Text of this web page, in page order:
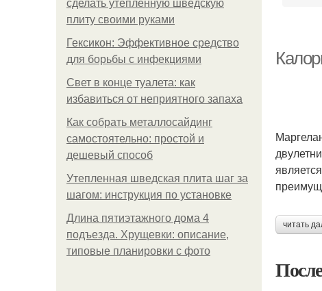
сделать утепленную шведскую
плиту своими руками
Гексикон: Эффективное средство
для борьбы с инфекциями
Свет в конце туалета: как
избавиться от неприятного запаха
Как собрать металлосайдинг
самостоятельно: простой и
дешевый способ
Утепленная шведская плита шаг за
шагом: инструкция по установке
Длина пятиэтажного дома 4
подъезда. Хрущевки: описание,
типовые планировки с фото
читать